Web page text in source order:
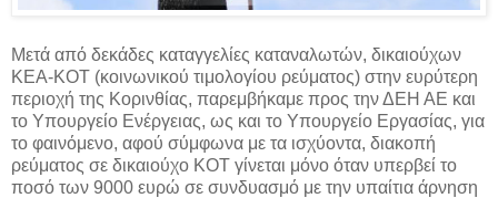
Μετά από δεκάδες καταγγελίες καταναλωτών, δικαιούχων
ΚΕΑ-ΚΟΤ (κοινωνικού τιμολογίου ρεύματος) στην ευρύτερη
περιοχή της Κορινθίας, παρεμβήκαμε προς την ΔΕΗ ΑΕ και
το Υπουργείο Ενέργειας, ως και το Υπουργείο Εργασίας, για
το φαινόμενο, αφού σύμφωνα με τα ισχύοντα, διακοπή
ρεύματος σε δικαιούχο ΚΟΤ γίνεται μόνο όταν υπερβεί το
ποσό των 9000 ευρώ σε συνδυασμό με την υπαίτια άρνηση